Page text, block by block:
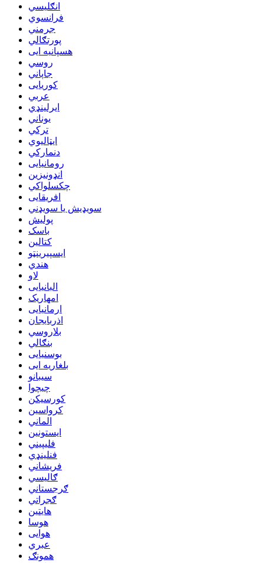
انګلیسي
فرانسوي
جرمني
پورتګالي
هسپانیه ایی
روسي
جاپاني
کوریایی
عربي
ایرلینډي
یوناني
ترکي
ایټالیوي
دنمارکي
رومانیایی
انډونیزین
چکسلواکي
افریقایی
سویډیش یا سویډني
پولیش
باسک
کتالین
ایسپیرینټو
هندي
لاو
البانیایی
امهاریک
ارمانیایی
اذربایجان
بلاروسي
بنګالي
بوسنیایی
بلغاریه ایی
سیبانو
چیچوا
کورسیکن
کرواسین
الماني
ایستونین
فلیپیني
فنلینډي
فريشاني
ګالیسي
ګرجستاني
ګجراتي
هایتین
هوسا
هوایی
عبري
همونګ